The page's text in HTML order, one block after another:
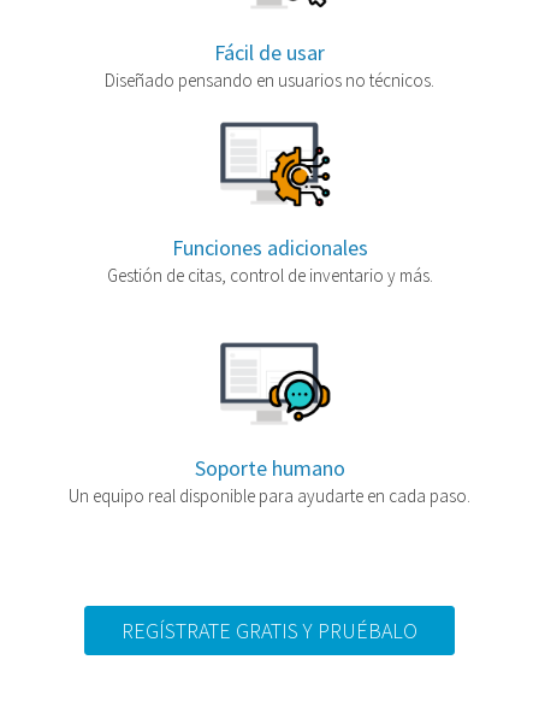
Fácil de usar
Diseñado pensando en usuarios no técnicos.
Funciones adicionales
Gestión de citas, control de inventario y más.
Soporte humano
Un equipo real disponible para ayudarte en cada paso.
REGÍSTRATE GRATIS Y PRUÉBALO